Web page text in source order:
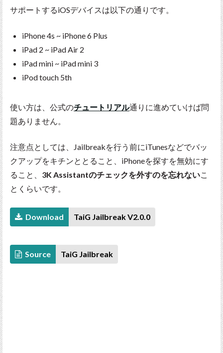
サポートするiOSデバイスは以下の通りです。
iPhone 4s ~ iPhone 6 Plus
iPad 2 ~ iPad Air 2
iPad mini ~ iPad mini 3
iPod touch 5th
使い方は、公式のチュートリアル通りに進めていけば問
題ありません。
注意点としては、Jailbreakを行う前にiTunesなどでバッ
クアップをキチンととること、iPhoneを探すを無効にす
ること、 3K Assistantのチェックを外すのを忘れないこ
とくらいです。
Download TaiG Jailbreak V2.0.0
Source TaiG Jailbreak